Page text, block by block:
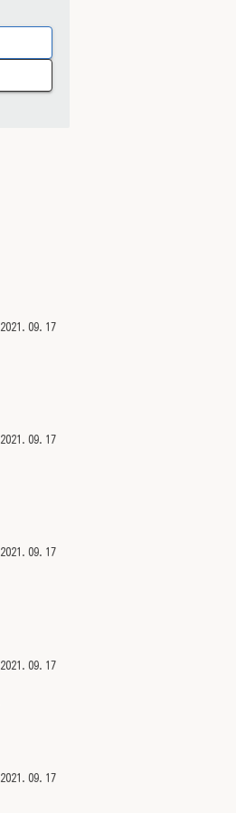
2021.09.17
2021.09.17
2021.09.17
2021.09.17
2021.09.17